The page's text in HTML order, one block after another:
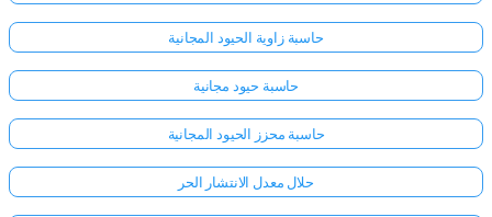
حاسبة زاوية الحيود المجانية
حاسبة حيود مجانية
حاسبة محزز الحيود المجانية
حلال معدل الانتشار الحر